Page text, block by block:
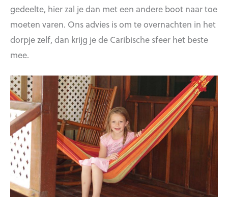
gedeelte, hier zal je dan met een andere boot naar toe
moeten varen. Ons advies is om te overnachten in het
dorpje zelf, dan krijg je de Caribische sfeer het beste
mee.